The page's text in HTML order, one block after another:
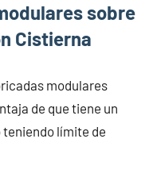
sobre
Cistierna
modulares
de que tiene un
teniendo límite de